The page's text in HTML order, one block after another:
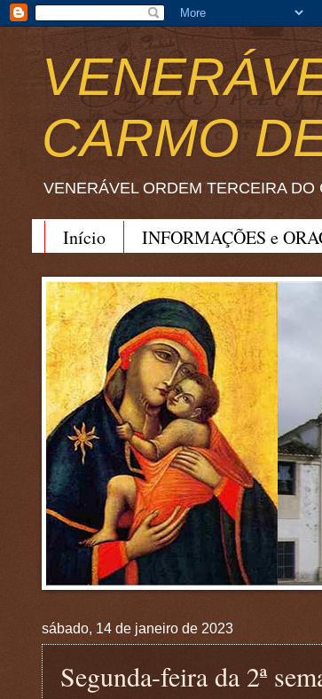
CARMO
VENERÁVEL ORDEM TERCEIRA
Início INFORMAÇÕES e
sábado, 14 de janeiro de 2023
Segunda-feira da 2ª